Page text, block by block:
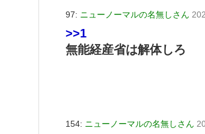
97: ニューノーマルの名無しさん
>>1
無能経産省は解体しろ
154: ニューノーマルの名無しさん